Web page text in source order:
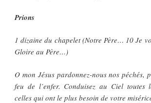
Prions
1 dizaine du chapelet (Notre Père… 10 Je
Gloire au Père…)
O mon Jésus pardonnez-nous nos péchés,
feu de l’enfer. Conduisez au Ciel toutes
celles qui ont le plus besoin de votre